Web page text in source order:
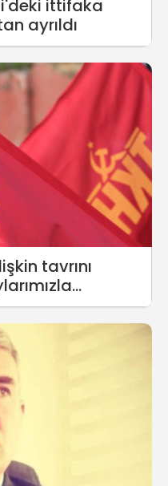
ittifaka
ayrıldı
tavrını